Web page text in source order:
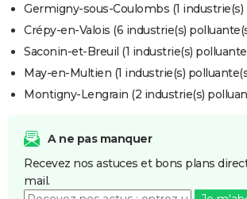
Germigny-sous-Coulombs (1 industrie(s)
Crépy-en-Valois (6 industrie(s)
Saconin-et-Breuil (1 industrie(s)
May-en-Multien (1 industrie(s)
Montigny-Lengrain (2 industrie(s)
A ne pas manquer
Recevez nos astuces et bons plans
mail.